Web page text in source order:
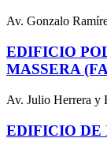
Av. Gonzalo
EDIFICIO
MASSERA
Av. Julio Herrera y
EDIFICIO DE